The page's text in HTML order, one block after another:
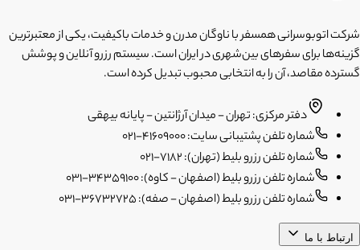
شرکت اتوبوسرانی همسفر با ناوگان مدرن و خدمات باکیفیت، یکی از معتبرترین
گزینه‌ها برای سفرهای بین‌شهری در ایران است. سیستم رزرو آنلاین و پوشش
گسترده مقاصد، آن را به انتخابی محبوب تبدیل کرده است.
دفتر مرکزی: تهران - میدان آرژانتین - پایانه بیهقی
شماره تلفن پشتیبانی سایت: 41609000-021
شماره تلفن رزرو بلیط (تهران): 7182-021
شماره تلفن رزرو بلیط (اصفهان - کاوه): 34359100-031
شماره تلفن رزرو بلیط (اصفهان - صفه): 36732725-031
ارتباط با ما